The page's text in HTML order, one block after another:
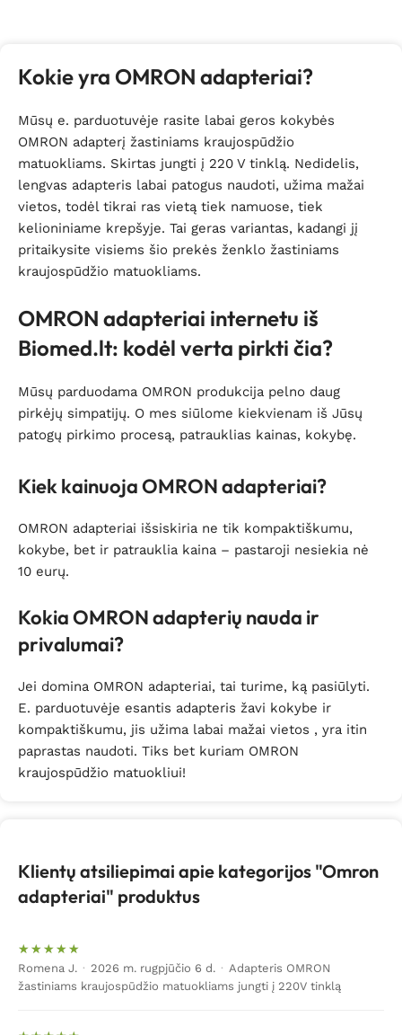
Kokie yra OMRON adapteriai?
Mūsų e. parduotuvėje rasite labai geros kokybės
OMRON adapterį žastiniams kraujospūdžio
matuokliams. Skirtas jungti į 220 V tinklą. Nedidelis,
lengvas adapteris labai patogus naudoti, užima mažai
vietos, todėl tikrai ras vietą tiek namuose, tiek
kelioniniame krepšyje. Tai geras variantas, kadangi jį
pritaikysite visiems šio prekės ženklo žastiniams
kraujospūdžio matuokliams.
OMRON adapteriai internetu iš
Biomed.lt: kodėl verta pirkti čia?
Mūsų parduodama OMRON produkcija pelno daug
pirkėjų simpatijų. O mes siūlome kiekvienam iš Jūsų
patogų pirkimo procesą, patrauklias kainas, kokybę.
Kiek kainuoja OMRON adapteriai?
OMRON adapteriai išsiskiria ne tik kompaktiškumu,
kokybe, bet ir patrauklia kaina – pastaroji nesiekia nė
10 eurų.
Kokia OMRON adapterių nauda ir
privalumai?
Jei domina OMRON adapteriai, tai turime, ką pasiūlyti.
E. parduotuvėje esantis adapteris žavi kokybe ir
kompaktiškumu, jis užima labai mažai vietos , yra itin
paprastas naudoti. Tiks bet kuriam OMRON
kraujospūdžio matuokliui!
Klientų atsiliepimai apie kategorijos "Omron
adapteriai" produktus
Romena J. · 2026 m. rugpjūčio 6 d. · Adapteris OMRON
žastiniams kraujospūdžio matuokliams jungti į 220V tinklą